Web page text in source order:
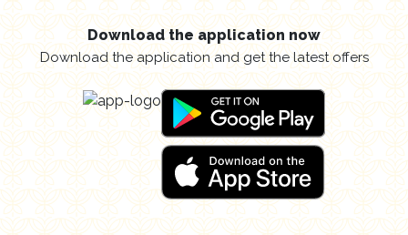
Download the application now
Download the application and get the latest offers